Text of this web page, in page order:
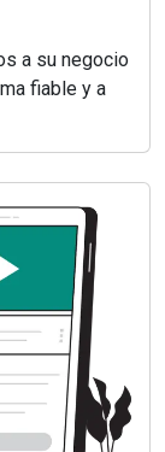
a su negocio
fiable y a